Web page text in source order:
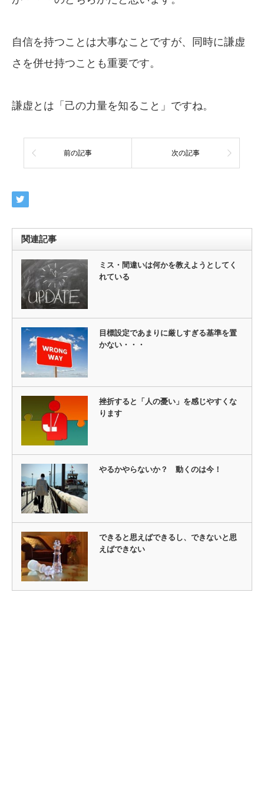
自信を持つことは大事なことですが、同時に謙虚
さを併せ持つことも重要です。
謙虚とは「己の力量を知ること」ですね。
前の記事 次の記事
関連記事
ミス・間違いは何かを教えようとしてく
れている
目標設定であまりに厳しすぎる基準を置
かない・・・
挫折すると「人の憂い」を感じやすくな
ります
やるかやらないか？ 動くのは今！
できると思えばできるし、できないと思
えばできない